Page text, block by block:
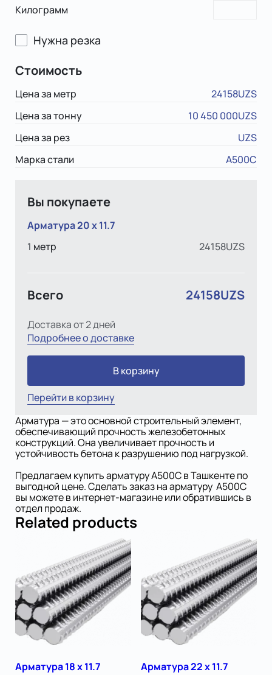
Килограмм
Нужна резка
Стоимость
Цена за метр
24158UZS
Цена за тонну
10 450 000UZS
Цена за рез
UZS
Марка стали
А500С
Вы покупаете
Арматура 20 x 11.7
1 метр 24158UZS
Всего 24158UZS
Доставка от 2 дней
Подробнее о доставке
В корзину
Перейти в корзину
Арматура — это основной строительный элемент,
обеспечивающий прочность железобетонных
конструкций. Она увеличивает прочность и
устойчивость бетона к разрушению под нагрузкой.
Предлагаем купить арматуру А500С в Ташкенте по
выгодной цене. Сделать заказ на арматуру А500С
вы можете в интернет-магазине или обратившись в
отдел продаж.
Related products
Арматура 18 x 11.7 Арматура 22 x 11.7